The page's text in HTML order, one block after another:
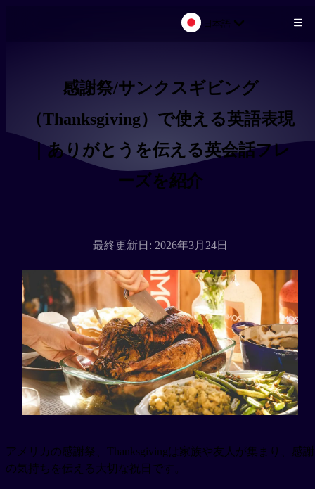
日本語
感謝祭/サンクスギビング
（Thanksgiving）で使える英語表現
｜ありがとうを伝える英会話フレ
ーズを紹介
最終更新日: 2026年3月24日
アメリカの感謝祭、Thanksgivingは家族や友人が集まり、感謝
の気持ちを伝える大切な祝日です。